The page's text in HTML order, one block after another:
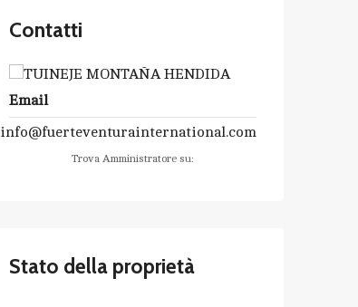
Contatti
Email
info@fuerteventurainternational.com
Trova Amministratore su:
Stato della proprietà